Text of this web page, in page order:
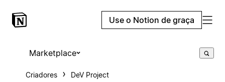
Use o Notion de graça
Marketplace
Criadores DeV Project